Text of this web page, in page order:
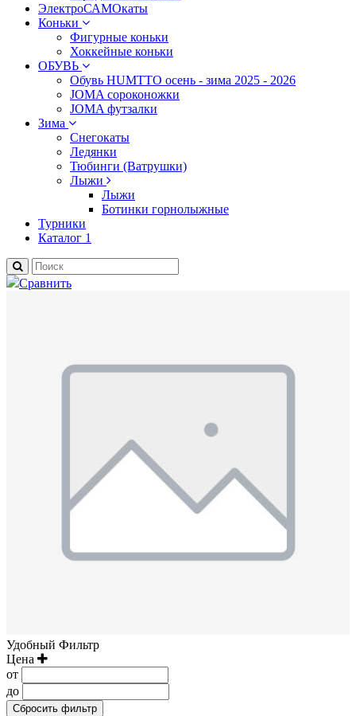
ЭлектроСАМОкаты
Коньки
Фигурные коньки
Хоккейные коньки
ОБУВЬ
Обувь HUMTTO осень - зима 2025 - 2026
JOMA сороконожки
JOMA футзалки
Зима
Снегокаты
Ледянки
Тюбинги (Ватрушки)
Лыжи
Лыжи
Ботинки горнолыжные
Турники
Каталог 1
Сравнить
Удобный Фильтр
Цена
от
до